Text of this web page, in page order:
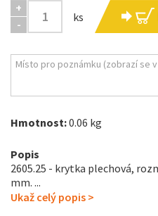
+
-
ks
Hmotnost:0.06 kg
Popis
2605.25 - krytka plechová,
mm. ...
Ukaž celý popis >